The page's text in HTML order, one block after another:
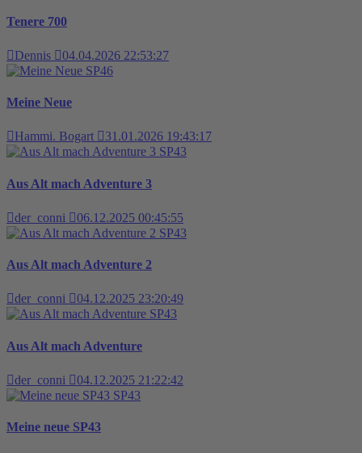
Tenere 700
Dennis
04.04.2026 22:53:27
SP46
Meine Neue
Hammi. Bogart
31.01.2026 19:43:17
SP43
Aus Alt mach Adventure 3
der_conni
06.12.2025 00:45:55
SP43
Aus Alt mach Adventure 2
der_conni
04.12.2025 23:20:49
SP43
Aus Alt mach Adventure
der_conni
04.12.2025 21:22:42
SP43
Meine neue SP43